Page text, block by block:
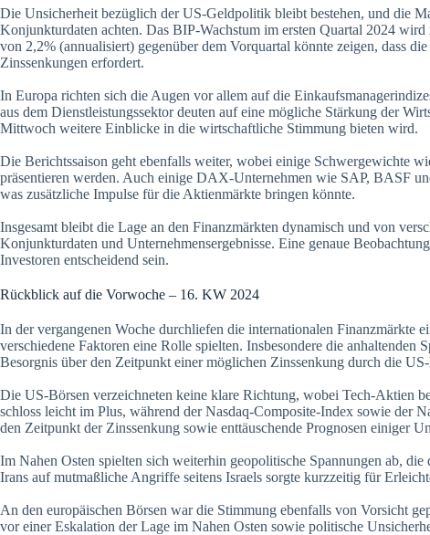
Die Unsicherheit bezüglich der US-Geldpolitik bleibt bestehen, und die
Konjunkturdaten achten. Das BIP-Wachstum im ersten Quartal 2024
von 2,2% (annualisiert) gegenüber dem Vorquartal könnte zeigen, dass
Zinssenkungen erfordert.
In Europa richten sich die Augen vor allem auf die
aus dem Dienstleistungssektor deuten auf eine mögliche Stärkung der
Mittwoch weitere Einblicke in die wirtschaftliche Stimmung bieten wird.
Die Berichtssaison geht ebenfalls weiter, wobei einige Schwergewichte
präsentieren werden. Auch einige DAX-Unternehmen wie SAP, BASF
was zusätzliche Impulse für die Aktienmärkte bringen könnte.
Insgesamt bleibt die Lage an den Finanzmärkten dynamisch und von
Konjunkturdaten und Unternehmensergebnisse. Eine genaue
Investoren entscheidend sein.
Rückblick auf die Vorwoche – 16. KW 2024
In der vergangenen Woche durchliefen die internationalen Finanzmärkte
verschiedene Faktoren eine Rolle spielten. Insbesondere die anhaltenden
Besorgnis über den Zeitpunkt einer möglichen Zinssenkung durch die
Die US-Börsen verzeichneten keine klare Richtung, wobei Tech-Aktien
schloss leicht im Plus, während der Nasdaq-Composite-Index sowie der
den Zeitpunkt der Zinssenkung sowie enttäuschende Prognosen einiger
Im Nahen Osten spielten sich weiterhin geopolitische Spannungen ab,
Irans auf mutmaßliche Angriffe seitens Israels sorgte kurzzeitig für
An den europäischen Börsen war die Stimmung ebenfalls von Vorsicht
vor einer Eskalation der Lage im Nahen Osten sowie politische